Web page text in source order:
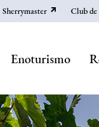
Sherrymaster Club
Enoturismo